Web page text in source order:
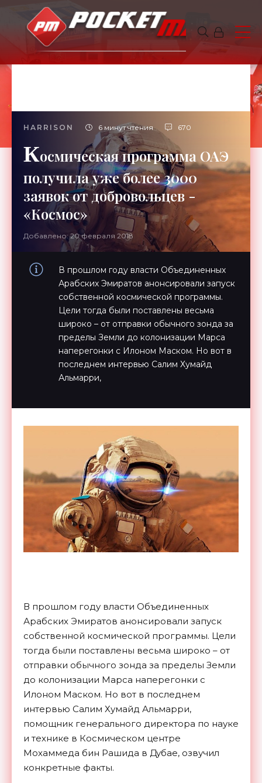
HARRISON 6 минут чтения 670
Космическая программа ОАЭ
получила уже более 3000
заявок от добровольцев -
«Космос»
Добавлено: 20 февраля 2018
В прошлом году власти Объединенных
Арабских Эмиратов анонсировали запуск
собственной космической программы.
Цели тогда были поставлены весьма
широко – от отправки обычного зонда за
пределы Земли до колонизации Марса
наперегонки с Илоном Маском. Но вот в
последнем интервью Салим Хумайд
Альмарри,
В прошлом году власти Объединенных
Арабских Эмиратов анонсировали запуск
собственной космической программы. Цели
тогда были поставлены весьма широко – от
отправки обычного зонда за пределы Земли
до колонизации Марса наперегонки с
Илоном Маском. Но вот в последнем
интервью Салим Хумайд Альмарри,
помощник генерального директора по науке
и технике в Космическом центре
Мохаммеда бин Рашида в Дубае, озвучил
конкретные факты.